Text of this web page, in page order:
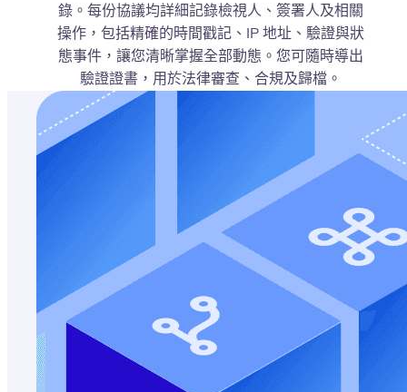
錄。每份協議均詳細記錄檢視人、簽署人及相關
操作，包括精確的時間戳記、IP 地址、驗證與狀
態事件，讓您清晰掌握全部動態。您可隨時導出
驗證證書，用於法律審查、合規及歸檔。